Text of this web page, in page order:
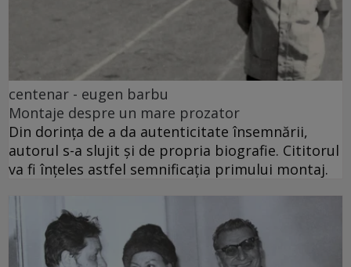
centenar - eugen barbu
Montaje despre un mare prozator
Din dorința de a da autenticitate însemnării,
autorul s-a slujit și de propria biografie. Cititorul
va fi înțeles astfel semnificația primului montaj.